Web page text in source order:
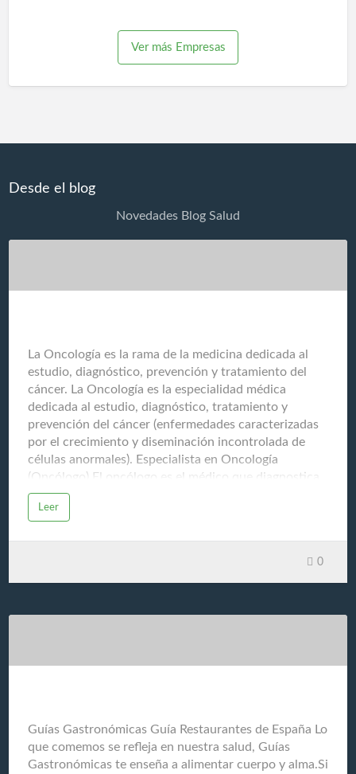
Ver más Empresas
Desde el blog
Novedades Blog Salud
La Oncología es la rama de la medicina dedicada al
estudio, diagnóstico, prevención y tratamiento del
cáncer. La Oncología es la especialidad médica
dedicada al estudio, diagnóstico, tratamiento y
prevención del cáncer (enfermedades caracterizadas
por el crecimiento y diseminación incontrolada de
células anormales). Especialista en Oncología
(Oncólogo) El oncólogo es el médico que diagnostica
y trata el cáncer, y es generalmente el encargado de
coordinar el plan de atención del paciente con cáncer,
Determinar el tipo, la ubicación y el estadio (etapa) de
Recomendar y gestionar la combinación de terapias
Cuidados paliativos Ofrecer tratamientos para aliviar
Leer
0
Guías Gastronómicas Guía Restaurantes de España Lo
que comemos se refleja en nuestra salud, Guías
Gastronómicas te enseña a alimentar cuerpo y alma.Si